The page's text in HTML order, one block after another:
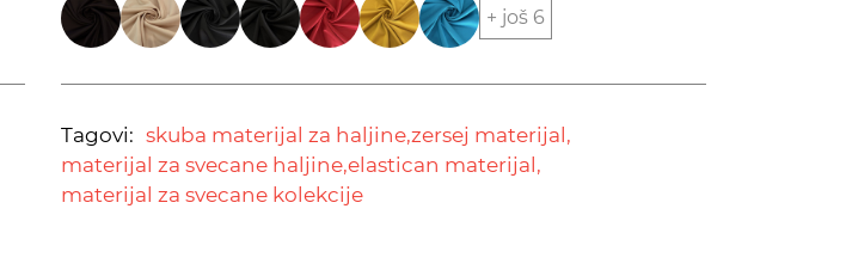
+ još 6
Tagovi: skuba materijal za haljine,zersej materijal,
materijal za svecane haljine,elastican materijal,
materijal za svecane kolekcije